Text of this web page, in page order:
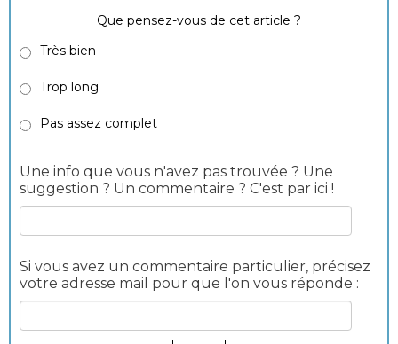
Que pensez-vous de cet article ?
Très bien
Trop long
Pas assez complet
Une info que vous n'avez pas trouvée ? Une
suggestion ? Un commentaire ? C'est par ici !
Si vous avez un commentaire particulier, précisez
votre adresse mail pour que l'on vous réponde :